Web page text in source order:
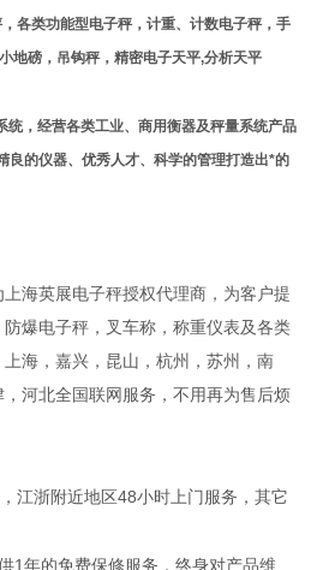
各类功能型电子秤，计重、计数电子秤，手
地磅，吊钩秤，精密电子天平,分析天平
统，经营各类工业、商用衡器及秤量系统产品
良的仪器、优秀人才、科学的管理打造出*的
海英展电子秤授权代理商，为客户提
爆电子秤，叉车称，称重仪表及各类
海，嘉兴，昆山，杭州，苏州，南
河北全国联网服务，不用再为售后烦
江浙附近地区48小时上门服务，其它
1年的免费保修服务，终身对产品维